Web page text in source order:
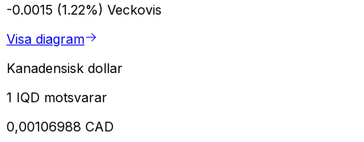
-0.0015 (1.22%) Veckovis
Visa diagram
Kanadensisk dollar
1 IQD motsvarar
0,00106988 CAD